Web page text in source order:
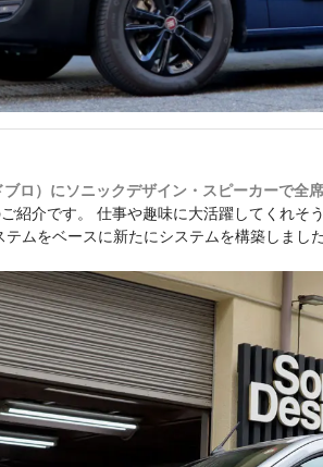
ロ）にソニックデザイン・スピーカーで全
紹介です。 仕事や趣味に大活躍してくれそ
テムをベースに新たにシステムを構築しまし